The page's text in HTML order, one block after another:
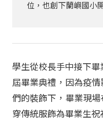
位，也創下蘭嶼國小
學生從校長手中接下
屆畢業典禮，因為疫
們的裝飾下，畢業現
穿傳統服飾為畢業生祝